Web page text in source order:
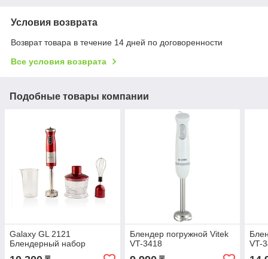
Условия возврата
Возврат товара в течение 14 дней по договоренности
Все условия возврата
Подобные товары компании
Galaxy GL 2121
Блендерный набор
Блендер погружной Vitek
VT-3418
VT-